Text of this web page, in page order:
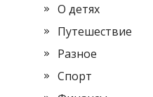
О детях
Путешествие
Разное
Спорт